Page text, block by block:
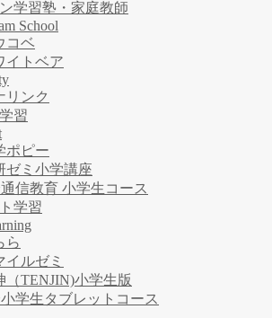
学習塾・家庭教師
School
コベ
イトベア
リンク
習
ポピー
ゼミ小学講座
信教育 小学生コース
学習
ら
イルゼミ
（TENJIN)小学生版
学生タブレットコース